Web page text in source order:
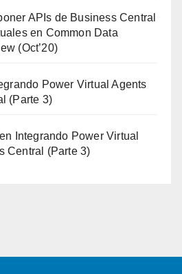
APIs de Business Central
en Common Data
(Oct’20)
Power Virtual Agents
(Parte 3)
Integrando Power Virtual
Central (Parte 3)